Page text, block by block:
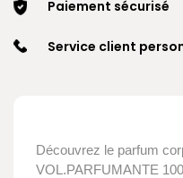
Paiement sécurisé
Service client
Découvrez le parfum
VOL.PARFUMANTE